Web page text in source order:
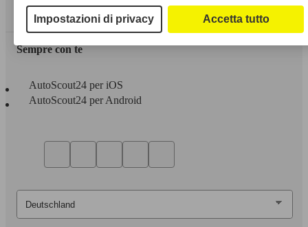
Area rivenditori
Sempre con te
AutoScout24 per iOS
AutoScout24 per Android
Impostazioni di privacy Accetta tutto